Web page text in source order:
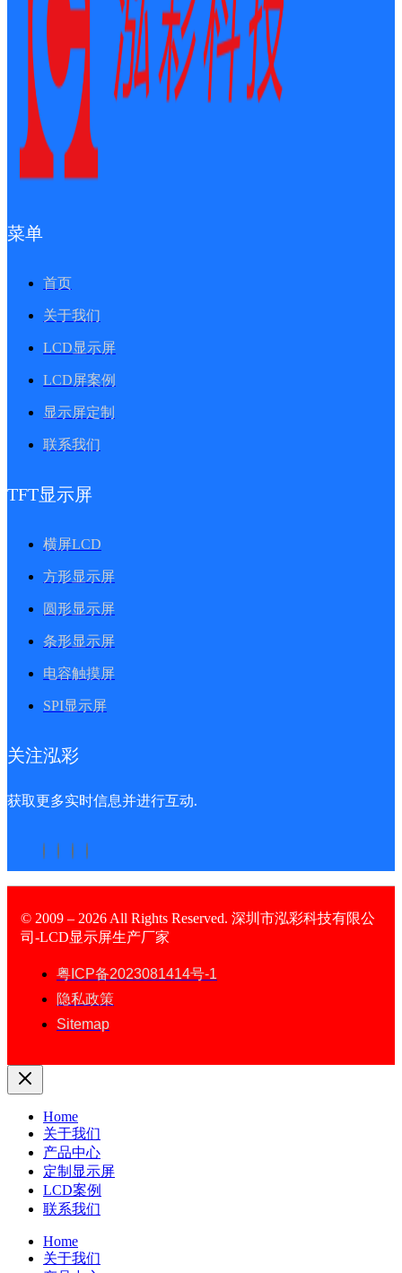
菜单
首页
关于我们
LCD显示屏
LCD屏案例
显示屏定制
联系我们
TFT显示屏
横屏LCD
方形显示屏
圆形显示屏
条形显示屏
电容触摸屏
SPI显示屏
关注泓彩
获取更多实时信息并进行互动.
© 2009 – 2026 All Rights Reserved. 深圳市泓彩科技有限公
司-LCD显示屏生产厂家
粤ICP备2023081414号-1
隐私政策
Sitemap
Home
关于我们
产品中心
定制显示屏
LCD案例
联系我们
Home
关于我们